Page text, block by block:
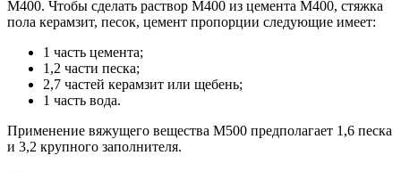
М400. Чтобы сделать раствор М400 из цемента М400, стяжка
пола керамзит, песок, цемент пропорции следующие имеет:
1 часть цемента;
1,2 части песка;
2,7 частей керамзит или щебень;
1 часть вода.
Применение вяжущего вещества М500 предполагает 1,6 песка
и 3,2 крупного заполнителя.